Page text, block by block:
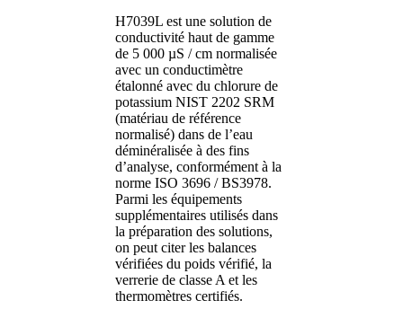
H7039L est une solution de
conductivité haut de gamme
de 5 000 µS / cm normalisée
avec un conductimètre
étalonné avec du chlorure de
potassium NIST 2202 SRM
(matériau de référence
normalisé) dans de l’eau
déminéralisée à des fins
d’analyse, conformément à la
norme ISO 3696 / BS3978.
Parmi les équipements
supplémentaires utilisés dans
la préparation des solutions,
on peut citer les balances
vérifiées du poids vérifié, la
verrerie de classe A et les
thermomètres certifiés.